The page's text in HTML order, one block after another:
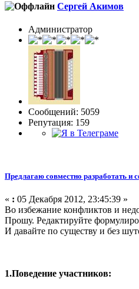
Сергей Акимов
Администратор
Сообщений: 5059
Репутация: 159
Предлагаю совместно разработать и
« : 05 Декабря 2012, 23:45:39 »
Во избежание конфликтов и
Прошу. Редактируйте
И давайте по существу и без
1.Поведение участников: